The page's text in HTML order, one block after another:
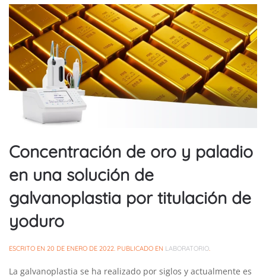
Concentración de oro y paladio
en una solución de
galvanoplastia por titulación de
yoduro
ESCRITO EN 20 DE ENERO DE 2022 . PUBLICADO EN LABORATORIO
La galvanoplastia se ha realizado por siglos y actualmente es